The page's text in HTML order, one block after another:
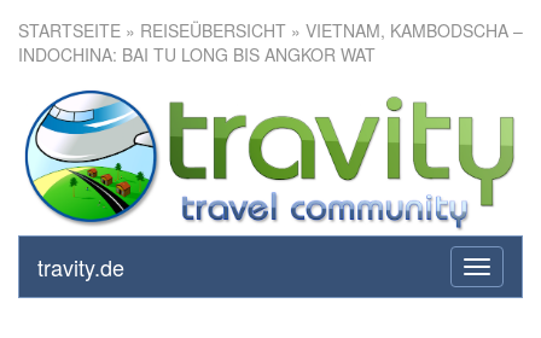
STARTSEITE » REISEÜBERSICHT » VIETNAM, KAMBODSCHA –
INDOCHINA: BAI TU LONG BIS ANGKOR WAT
toggle
travity.de
Vietnam, Kambodscha –
Indochina: Bai Tu Long bis
Angkor Wat